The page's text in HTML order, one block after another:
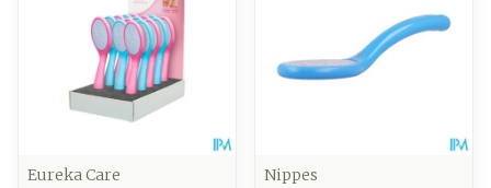
Eureka Care
Nippes